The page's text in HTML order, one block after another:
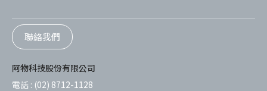
聯絡我們
阿物科技股份有限公司
電話 : (02) 8712-1128